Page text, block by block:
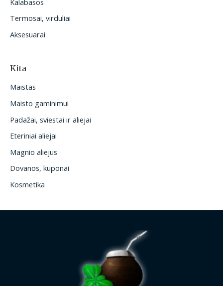
Termosai, virduliai
Aksesuarai
Kita
Maistas
Maisto gaminimui
Padažai, sviestai ir aliejai
Eteriniai aliejai
Magnio aliejus
Dovanos, kuponai
Kosmetika